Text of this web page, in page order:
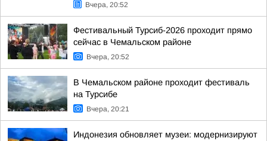
Вчера, 20:52
Фестивальный Турсиб-2026 проходит прямо
сейчас в Чемальском районе
Вчера, 20:52
В Чемальском районе проходит фестиваль
на Турсибе
Вчера, 20:21
Индонезия обновляет музеи: модернизируют